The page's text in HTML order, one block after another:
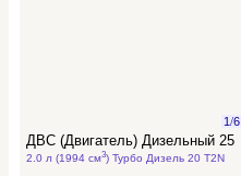
1/6
ДВС (Двигатель) Дизельный 25
2.0 л (1994 см3) Турбо Дизель 20 T2N